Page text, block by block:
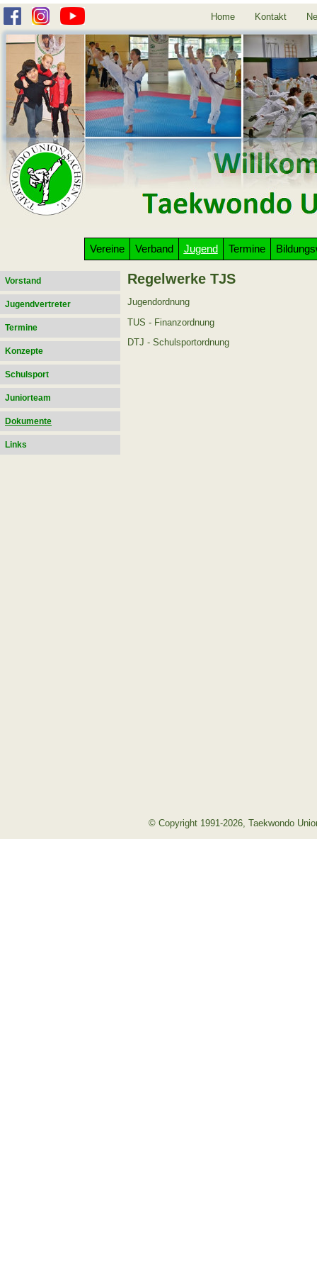
Home Kontakt
Vereine Verband Jugend Termine
Vorstand
Jugendvertreter
Termine
Konzepte
Schulsport
Juniorteam
Dokumente
Links
Regelwerke TJS
Jugendordnung
TUS - Finanzordnung
DTJ - Schulsportordnung
© Copyright 1991-2026, Taekwondo